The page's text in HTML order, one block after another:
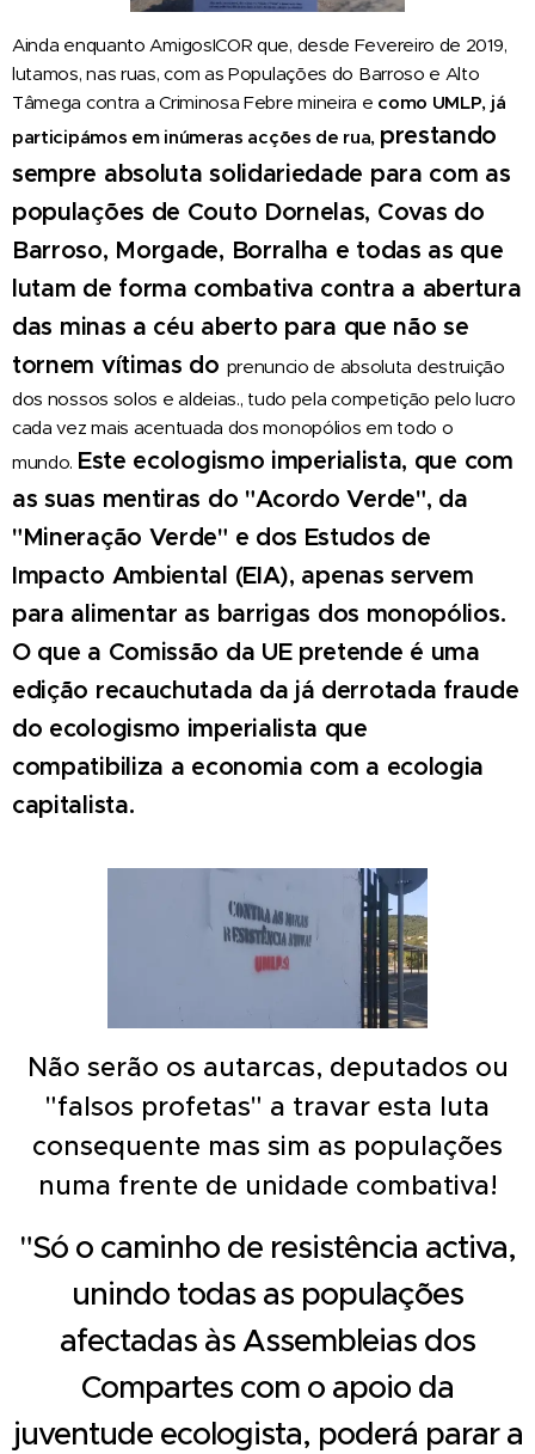
Ainda enquanto AmigosICOR que, desde Fevereiro de 2019,
lutamos, nas ruas, com as Populações do Barroso e Alto
Tâmega contra a Criminosa Febre mineira e como UMLP, já
participámos em inúmeras acções de rua, prestando
sempre absoluta solidariedade para com as
populações de Couto Dornelas, Covas do
Barroso, Morgade, Borralha e todas as que
lutam de forma combativa contra a abertura
das minas a céu aberto para que não se
tornem vítimas do prenuncio de absoluta destruição
dos nossos solos e aldeias., tudo pela competição pelo lucro
cada vez mais acentuada dos monopólios em todo o
mundo. Este ecologismo imperialista, que com
as suas mentiras do "Acordo Verde", da
"Mineração Verde" e dos Estudos de
Impacto Ambiental (EIA), apenas servem
para alimentar as barrigas dos monopólios.
O que a Comissão da UE pretende é uma
edição recauchutada da já derrotada fraude
do ecologismo imperialista que
compatibiliza a economia com a ecologia
capitalista.
Não serão os autarcas, deputados ou
"falsos profetas" a travar esta luta
consequente mas sim as populações
numa frente de unidade combativa!
"Só o caminho de resistência activa,
unindo todas as populações
afectadas às Assembleias dos
Compartes com o apoio da
juventude ecologista, poderá parar a